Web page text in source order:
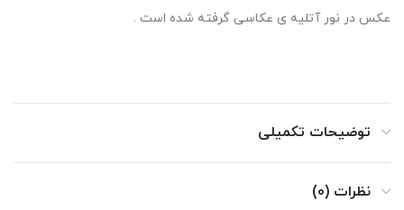
عکس در نور آتلیه ی عکاسی گرفته شده است .
توضیحات تکمیلی
نظرات (0)